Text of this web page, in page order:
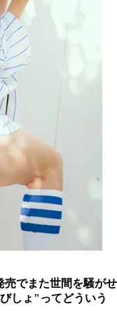
でまた世間を騒がせ
しょ"ってどういう